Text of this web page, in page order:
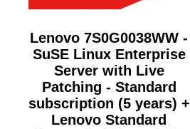
Lenovo 7S0G0038WW -
SuSE Linux Enterprise
Server with Live
Patching - Standard
subscription (5 years) +
Lenovo Standard